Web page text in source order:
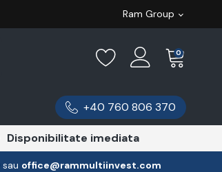
Ram Group
0
+40 760 806 370
Disponibilitate imediata
‬ sau office@rammultiinvest.com